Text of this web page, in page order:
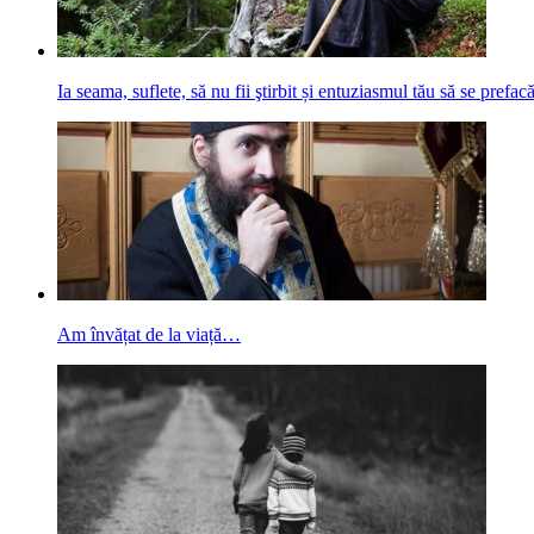
Ia seama, suflete, să nu fii ştirbit și entuziasmul tău să se
Am învățat de la viață…